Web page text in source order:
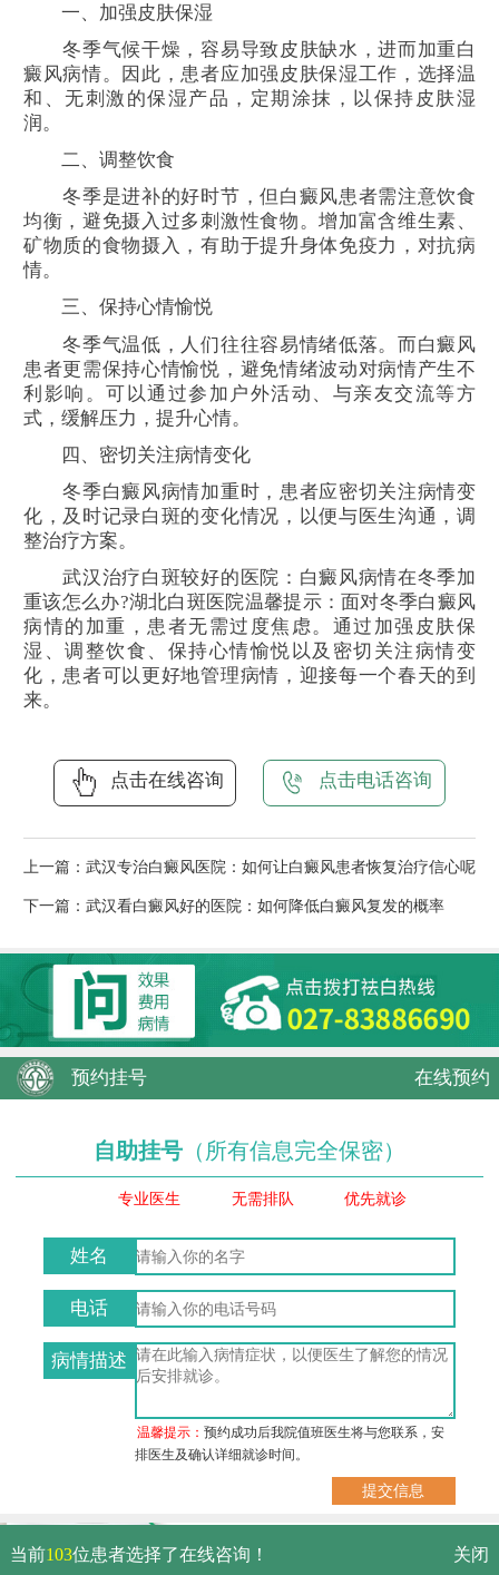
一、加强皮肤保湿
冬季气候干燥，容易导致皮肤缺水，进而加重白
癜风病情。因此，患者应加强皮肤保湿工作，选择温
和、无刺激的保湿产品，定期涂抹，以保持皮肤湿
润。
二、调整饮食
冬季是进补的好时节，但白癜风患者需注意饮食
均衡，避免摄入过多刺激性食物。增加富含维生素、
矿物质的食物摄入，有助于提升身体免疫力，对抗病
情。
三、保持心情愉悦
冬季气温低，人们往往容易情绪低落。而白癜风
患者更需保持心情愉悦，避免情绪波动对病情产生不
利影响。可以通过参加户外活动、与亲友交流等方
式，缓解压力，提升心情。
四、密切关注病情变化
冬季白癜风病情加重时，患者应密切关注病情变
化，及时记录白斑的变化情况，以便与医生沟通，调
整治疗方案。
武汉治疗白斑较好的医院：白癜风病情在冬季加
重该怎么办?湖北白斑医院温馨提示：面对冬季白癜风
病情的加重，患者无需过度焦虑。通过加强皮肤保
湿、调整饮食、保持心情愉悦以及密切关注病情变
化，患者可以更好地管理病情，迎接每一个春天的到
来。
点击在线咨询 点击电话咨询
上一篇： 武汉专治白癜风医院：如何让白癜风患者恢复治疗信心呢
下一篇： 武汉看白癜风好的医院：如何降低白癜风复发的概率
预约挂号 在线预约
自助挂号 （所有信息完全保密）
专业医生 无需排队 优先就诊
姓名
电话
病情描述
温馨提示：预约成功后我院值班医生将与您联系，安
排医生及确认详细就诊时间。
武汉市硚口区解放大道479号
免费电话：
当前103位患者选择了在线咨询！ 关闭